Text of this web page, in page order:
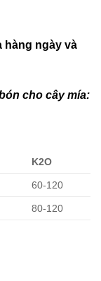
hàng ngày và
cho cây mía:
K2O
60-120
80-120
lót: